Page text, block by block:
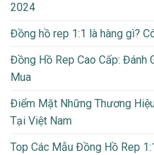
2024
Đồng hồ rep 1:1 là hàng gì?
Đồng Hồ Rep Cao Cấp: Đánh
Mua
Điểm Mặt Những Thương
Tại Việt Nam
Top Các Mẫu Đồng Hồ Rep